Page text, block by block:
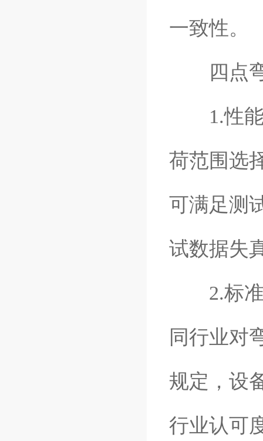
一致性。
四点弯
1.性能
荷范围选
可满足测
试数据失
2.标准
同行业对
规定，设
行业认可